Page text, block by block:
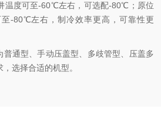
温度可至-60℃左右，可选配-80℃；原位
-80℃左右，制冷效率更高，可靠性更
通型、手动压盖型、多歧管型、压盖多
选择合适的机型。